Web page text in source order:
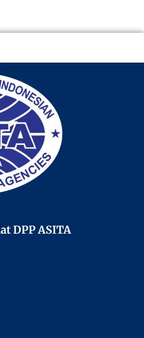
DPP ASITA